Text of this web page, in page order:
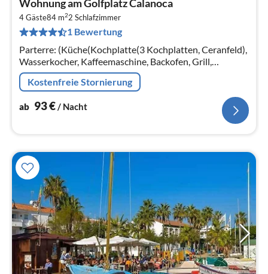
Wohnung am Golfplatz Calanoca
4 Gäste84 m22 Schlafzimmer
1 Bewertung
Parterre: (Küche(Kochplatte(3 Kochplatten, Ceranfeld),
Wasserkocher, Kaffeemaschine, Backofen, Grill,
Mikrowelle, Spülmaschine, Kühl-/Gefrierkombination)
Kostenfreie Stornierung
ab 93€/ Nacht